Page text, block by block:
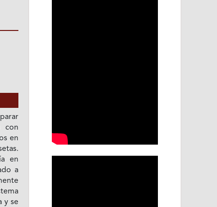
con
en
en
a
y se